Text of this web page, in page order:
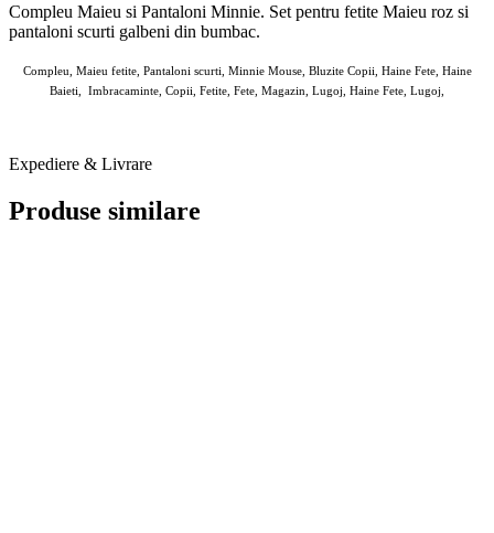
Compleu Maieu si Pantaloni Minnie. Set pentru fetite Maieu roz si
pantaloni scurti galbeni din bumbac.
Compleu, Maieu fetite, Pantaloni scurti, Minnie Mouse, Bluzite Copii, Haine Fete, Haine
Baieti, Imbracaminte, Copii, Fetite, Fete, Magazin, Lugoj, Haine Fete, Lugoj,
Expediere & Livrare
Produse similare